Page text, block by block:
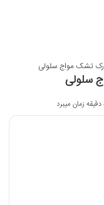
تشک مواج سلولی
سلولی